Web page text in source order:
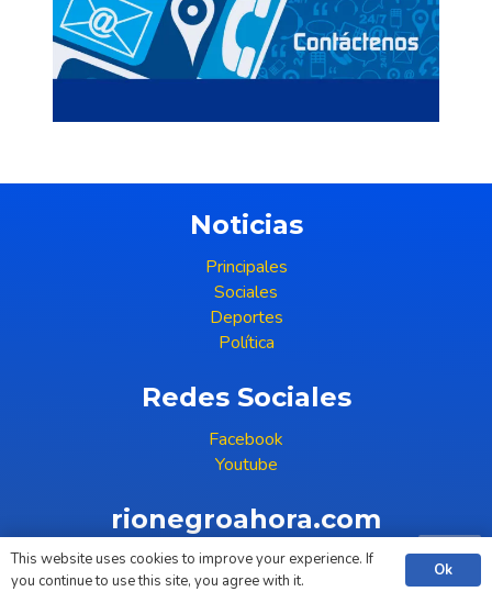
Noticias
Principales
Sociales
Deportes
Política
Redes Sociales
Facebook
Youtube
rionegroahora.com
(+598) 99 396 386
COPYRIGHT © 2023
This website uses cookies to improve your experience. If
you continue to use this site, you agree with it.
Ok